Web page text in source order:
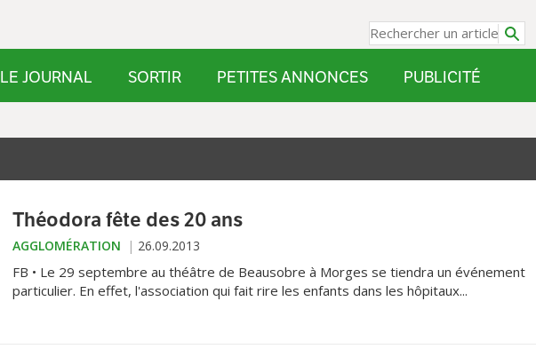
LE JOURNAL SORTIR PETITES ANNONCES PUBLICITÉ
Théodora fête des 20 ans
AGGLOMÉRATION 26.09.2013
FB • Le 29 septembre au théâtre de Beausobre à Morges se tiendra un événement
particulier. En effet, l'association qui fait rire les enfants dans les hôpitaux...